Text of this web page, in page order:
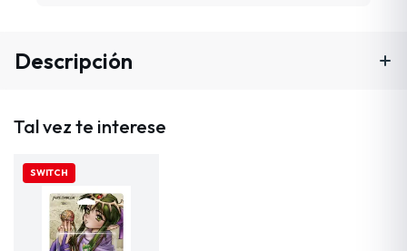
Descripción
Tal vez te interese
SWITCH